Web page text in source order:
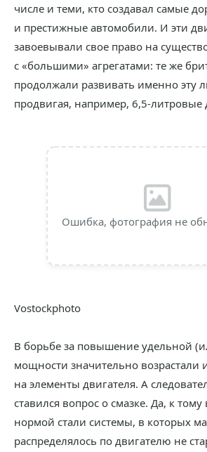
числе и теми, кто создавал самые
и престижные автомобили. И эти
завоевывали свое право на
с «большими» агрегатами: те же
продолжали развивать именно эту
продвигая, например, 6,5-литровые
Ошибка, фотография не
Vostockphoto
В борьбе за повышение удельной
мощности значительно возрастали
на элементы двигателя. А
ставился вопрос о смазке. Да, к
нормой стали системы, в которых
распределялось по двигателю не